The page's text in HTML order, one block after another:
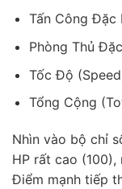
Tấn Công Đặc
Phòng Thủ
Tốc Độ
Tổng Cộng
Nhìn vào bộ chỉ
HP rất cao
Điểm mạnh tiếp